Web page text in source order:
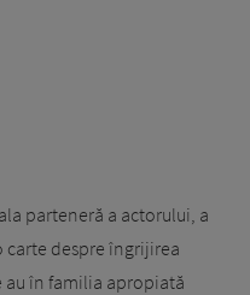
parteneră a actorului, a
carte despre îngrijirea
au în familia apropiată